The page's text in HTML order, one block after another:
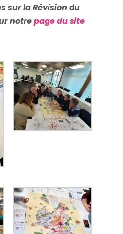
sur la Révision du
notrepage du site